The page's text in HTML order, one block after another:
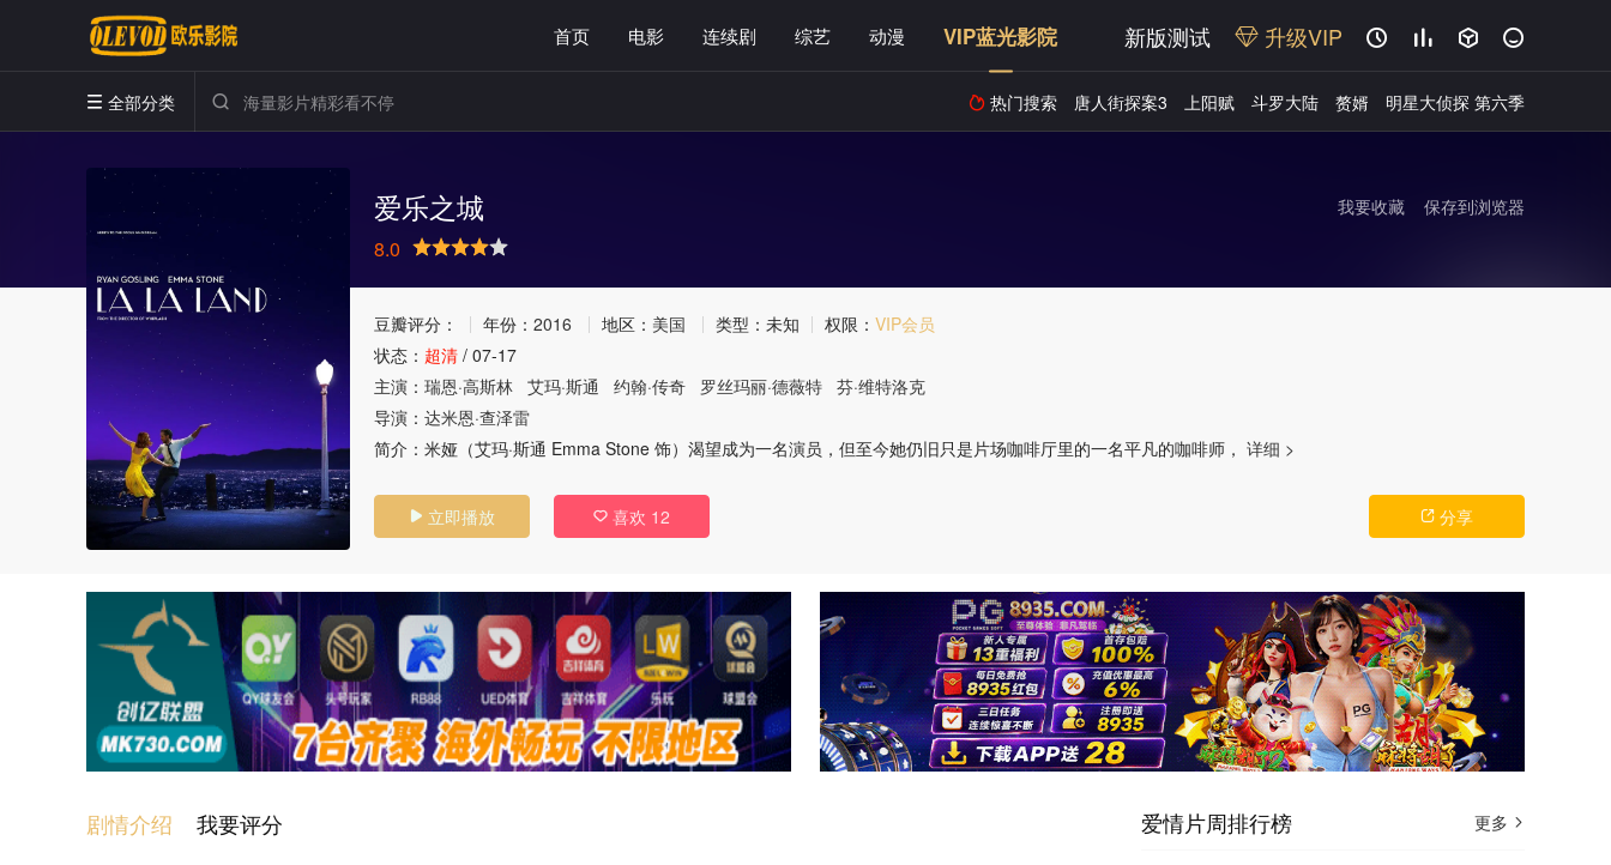
首页 电影 连续剧 综艺 动漫 VIP蓝光影院 新版测试 升级VIP    
 全部分类   热门搜索 唐人街探案3 上阳赋 斗罗大陆 赘婿 明星大侦探 第六季
保存到浏览器
我要收藏
爱乐之城
8.0
推荐力荐
豆瓣评分： 年份： 2016 地区： 美国 类型： 未知 权限： VIP会员
状态： 超清 / 07-17
主演： 瑞恩·高斯林 艾玛·斯通 约翰·传奇 罗丝玛丽·德薇特 芬·维特洛克
导演： 达米恩·查泽雷
简介： 米娅（艾玛·斯通 Emma Stone 饰）渴望成为一名演员，但至今她仍旧只是片场咖啡厅里的一名平凡的咖啡师， 详细 >
 立即播放  喜欢 12  分享
剧情介绍 我要评分 更多 
爱情片周排行榜